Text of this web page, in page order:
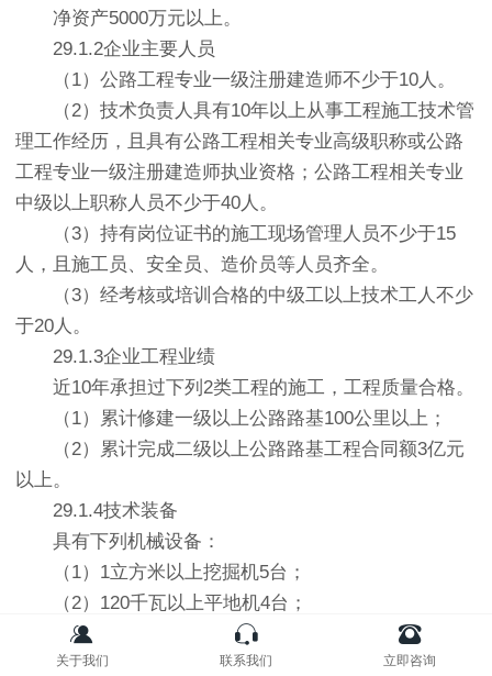
净资产5000万元以上。
29.1.2企业主要人员
（1）公路工程专业一级注册建造师不少于10人。
（2）技术负责人具有10年以上从事工程施工技术管
理工作经历，且具有公路工程相关专业高级职称或公路
工程专业一级注册建造师执业资格；公路工程相关专业
中级以上职称人员不少于40人。
（3）持有岗位证书的施工现场管理人员不少于15
人，且施工员、安全员、造价员等人员齐全。
（3）经考核或培训合格的中级工以上技术工人不少
于20人。
29.1.3企业工程业绩
近10年承担过下列2类工程的施工，工程质量合格。
（1）累计修建一级以上公路路基100公里以上；
（2）累计完成二级以上公路路基工程合同额3亿元
以上。
29.1.4技术装备
具有下列机械设备：
（1）1立方米以上挖掘机5台；
（2）120千瓦以上平地机4台；
（3）各型压路机15台，其中大型土方振动压实设备
5台；关于我们 联系我们 立即咨询